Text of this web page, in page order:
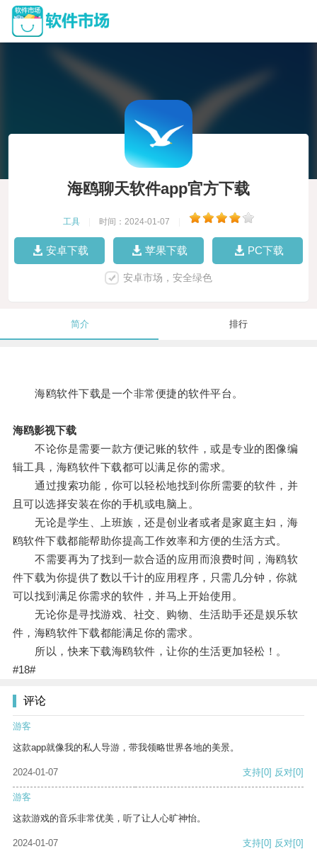
海鸥聊天软件app官方下载
工具 时间：2024-01-07
安卓下载 苹果下载 PC下载
安卓市场，安全绿色
简介 排行
海鸥软件下载是一个非常便捷的软件平台。
海鸥影视下载
不论你是需要一款方便记账的软件，或是专业的图像编
辑工具，海鸥软件下载都可以满足你的需求。
通过搜索功能，你可以轻松地找到你所需要的软件，并
且可以选择安装在你的手机或电脑上。
无论是学生、上班族，还是创业者或者是家庭主妇，海
鸥软件下载都能帮助你提高工作效率和方便的生活方式。
不需要再为了找到一款合适的应用而浪费时间，海鸥软
件下载为你提供了数以千计的应用程序，只需几分钟，你就
可以找到满足你需求的软件，并马上开始使用。
无论你是寻找游戏、社交、购物、生活助手还是娱乐软
件，海鸥软件下载都能满足你的需求。
所以，快来下载海鸥软件，让你的生活更加轻松！。
#18#
评论
游客
这款app就像我的私人导游，带我领略世界各地的美景。
2024-01-07 支持[0] 反对[0]
游客
这款游戏的音乐非常优美，听了让人心旷神怡。
2024-01-07 支持[0] 反对[0]